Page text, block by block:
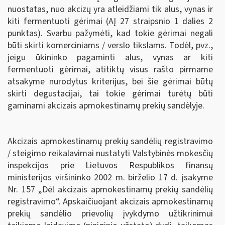
nuostatas, nuo akcizų yra atleidžiami tik alus, vynas ir
kiti fermentuoti gėrimai (AĮ 27 straipsnio 1 dalies 2
punktas). Svarbu pažymėti, kad tokie gėrimai negali
būti skirti komerciniams / verslo tikslams. Todėl, pvz.,
jeigu ūkininko pagaminti alus, vynas ar kiti
fermentuoti gėrimai, atitiktų visus rašto pirmame
atsakyme nurodytus kriterijus, bei šie gėrimai būtų
skirti degustacijai, tai tokie gėrimai turėtų būti
gaminami akcizais apmokestinamų prekių sandėlyje.
Akcizais apmokestinamų prekių sandėlių registravimo
/ steigimo reikalavimai nustatyti Valstybinės mokesčių
inspekcijos prie Lietuvos Respublikos finansų
ministerijos viršininko 2002 m. birželio 17 d. įsakyme
Nr. 157 „Dėl akcizais apmokestinamų prekių sandėlių
registravimo“. Apskaičiuojant akcizais apmokestinamų
prekių sandėlio prievolių įvykdymo užtikrinimui